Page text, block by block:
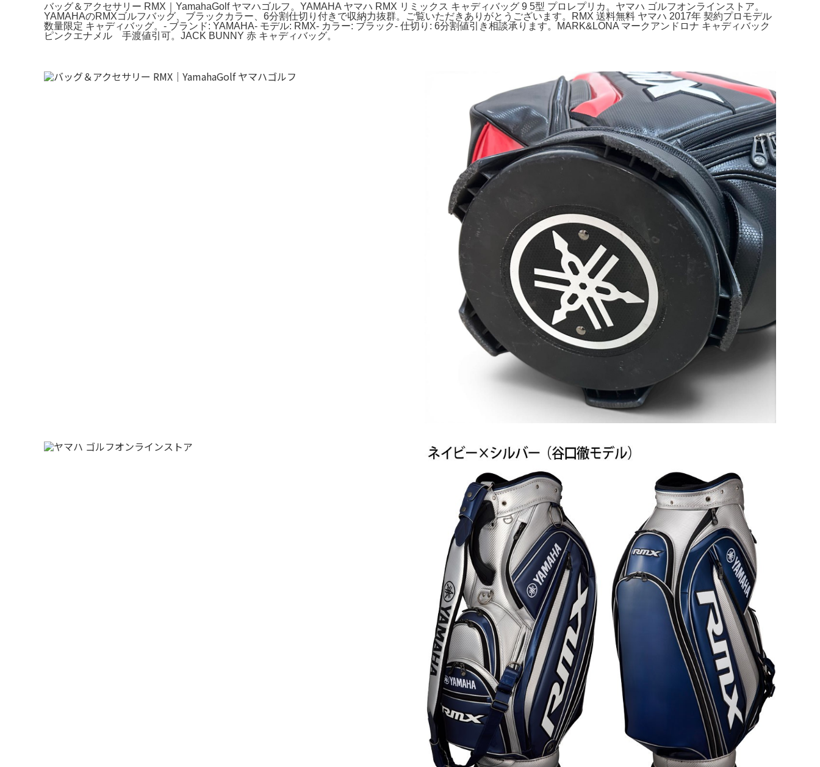
バッグ＆アクセサリー RMX｜YamahaGolf ヤマハゴルフ。YAMAHA ヤマハ RMX リミックス キャディバッグ 9 5型 プロレプリカ。ヤマハ ゴルフオンラインストア。
YAMAHAのRMXゴルフバッグ、ブラックカラー、6分割仕切り付きで収納力抜群。ご覧いただきありがとうございます。RMX 送料無料 ヤマハ 2017年 契約プロモデル
数量限定 キャディバッグ。- ブランド: YAMAHA- モデル: RMX- カラー: ブラック- 仕切り: 6分割値引き相談承ります。MARK&LONA マークアンドロナ キャディバック
ピンクエナメル 手渡値引可。JACK BUNNY 赤 キャディバッグ。